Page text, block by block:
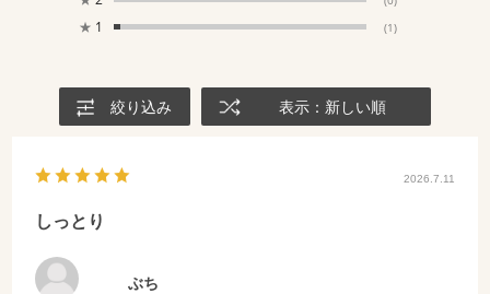
★ 1 (1)
絞り込み 表示：新しい順
2026.7.11
しっとり
ぶち